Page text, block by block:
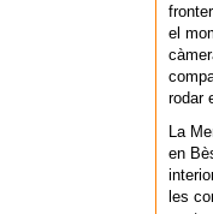
el
rodar
La
en
les